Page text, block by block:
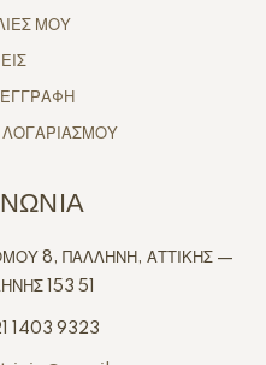
ΜΟΥ
8, ΠΑΛΛΗΝΗ, ΑΤΤΙΚΗΣ —
153 51
1403 9323